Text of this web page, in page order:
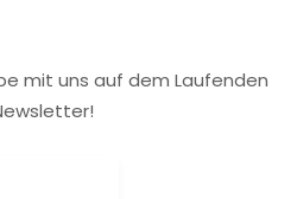
mit uns auf dem Laufenden